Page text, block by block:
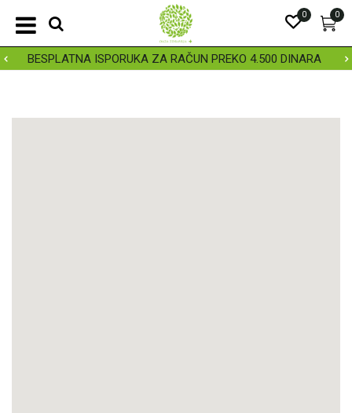
BESPLATNA ISPORUKA ZA RAČUN PREKO 4.500 DINARA
0
0